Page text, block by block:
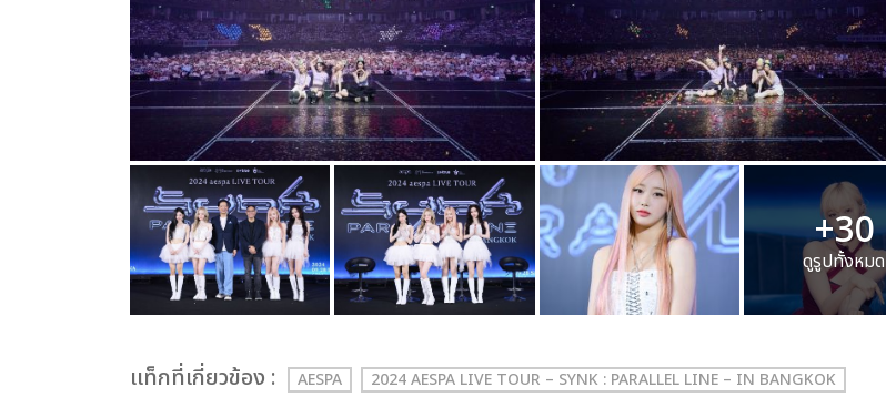
+30
ดูรูปทั้งหมด
เเท็กที่เกี่ยวข้อง : AESPA 2024 AESPA LIVE TOUR – SYNK : PARALLEL LINE – IN BANGKOK